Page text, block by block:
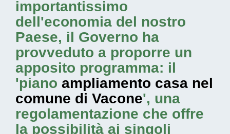
importantissimo
dell'economia del nostro
Paese, il Governo ha
provveduto a proporre un
apposito programma: il
'piano ampliamento casa nel
comune di Vacone', una
regolamentazione che offre
la possibilità ai singoli